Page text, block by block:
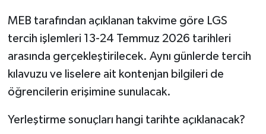
MEB tarafından açıklanan takvime göre LGS
tercih işlemleri 13-24 Temmuz 2026 tarihleri
arasında gerçekleştirilecek. Aynı günlerde tercih
kılavuzu ve liselere ait kontenjan bilgileri de
öğrencilerin erişimine sunulacak.
Yerleştirme sonuçları hangi tarihte açıklanacak?